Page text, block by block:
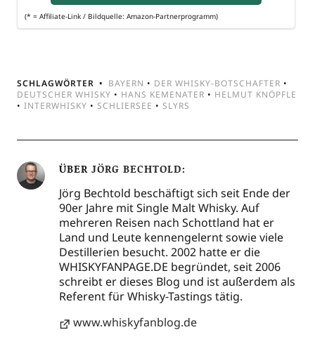
(* = Affi­lia­te-Link / Bild­quel­le: Amazon-Partnerprogramm)
SCHLAGWÖRTER BAYERN • DER WHISKY-BOTSCHAFTER •
DEUTSCHER WHISKY • HANS KEMENATER • HELMUT KNÖPFLE
• INTERWHISKY • SCHLIERSEE • SLYRS
ÜBER JÖRG BECHTOLD
Jörg Bechtold beschäftigt sich seit Ende der
90er Jahre mit Single Malt Whisky. Auf
mehreren Reisen nach Schottland hat er
Land und Leute kennengelernt sowie viele
Destillerien besucht. 2002 hatte er die
WHISKYFANPAGE.DE begründet, seit 2006
schreibt er dieses Blog und ist außerdem als
Referent für Whisky-Tastings tätig.
www.whiskyfanblog.de